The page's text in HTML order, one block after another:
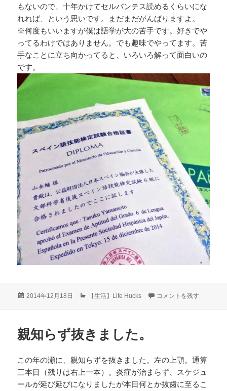
もないので、十年かけてセルバンテス読めるくらいにな
れれば、という思いです。まだまだがんばりますよ。
※何度もいいますが僕は語学が大の苦手です。好きでや
ってるわけではありません。でも趣味でやってます。苦
手なことに立ち向かってると、いろいろ解って面白いの
です。
投
2014年12月18日
カ
ー
【生活】Life Hucks スペイン語検定 合格し
コメントを残す
親知らず抜きました。
この年の瀬に、親知らずを抜きました。左の上顎。通算
三本目（残りは右上一本）。炎症が治まらず、スケジュ
ールが延び延びになりましたが本日何とか抜歯に至るこ